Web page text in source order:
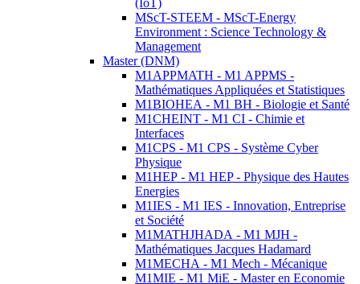
(IoT)
MScT-STEEM - MScT-Energy
Environment : Science Technology &
Management
Master (DNM)
M1APPMATH - M1 APPMS -
Mathématiques Appliquées et Statistiques
M1BIOHEA - M1 BH - Biologie et Santé
M1CHEINT - M1 CI - Chimie et
Interfaces
M1CPS - M1 CPS - Système Cyber
Physique
M1HEP - M1 HEP - Physique des Hautes
Energies
M1IES - M1 IES - Innovation, Entreprise
et Société
M1MATHJHADA - M1 MJH -
Mathématiques Jacques Hadamard
M1MECHA - M1 Mech - Mécanique
M1MIE - M1 MiE - Master en Economie